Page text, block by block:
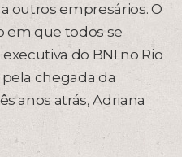
outros empresários. O
em que todos se
do BNI no Rio
chegada da
anos atrás, Adriana